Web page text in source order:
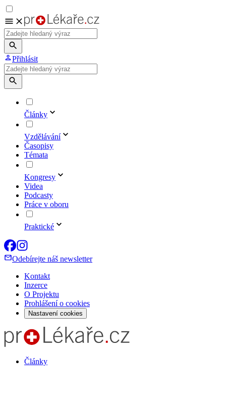
Přihlásit
Články
Vzdělávání
Časopisy
Témata
Kongresy
Videa
Podcasty
Práce v oboru
Praktické
Odebírejte náš newsletter
Kontakt
Inzerce
O Projektu
Prohlášení o cookies
Nastavení cookies
Články